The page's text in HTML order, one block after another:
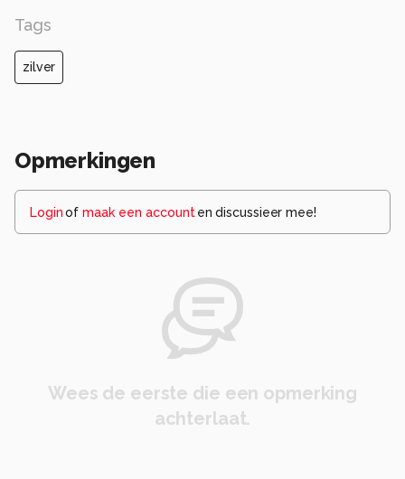
Tags
zilver
Opmerkingen
Loginof maak een account en discussieer mee!
Wees de eerste die een opmerking
achterlaat.